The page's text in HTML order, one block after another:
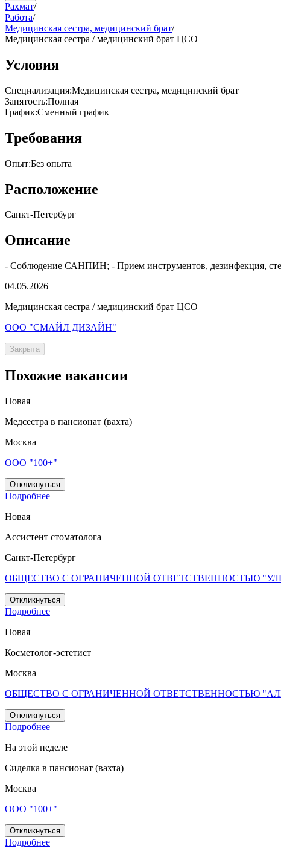
Рахмат/
Работа/
Медицинская сестра, медицинский брат/
Медицинская сестра / медицинский брат ЦСО
Условия
Специализация:Медицинская сестра, медицинский брат
Занятость:Полная
График:Сменный график
Требования
Опыт:Без опыта
Расположение
Санкт-Петербург
Описание
- Соблюдение САНПИН; - Прием инструментов, дезинфекция,
04.05.2026
Медицинская сестра / медицинский брат ЦСО
ООО "СМАЙЛ ДИЗАЙН"
Закрыта
Похожие вакансии
Новая
Медсестра в пансионат (вахта)
Москва
ООО "100+"
Откликнуться
Подробнее
Новая
Ассистент стоматолога
Санкт-Петербург
ОБЩЕСТВО С ОГРАНИЧЕННОЙ ОТВЕТСТВЕННОСТЬЮ
Откликнуться
Подробнее
Новая
Косметолог-эстетист
Москва
ОБЩЕСТВО С ОГРАНИЧЕННОЙ ОТВЕТСТВЕННОСТЬЮ
Откликнуться
Подробнее
На этой неделе
Сиделка в пансионат (вахта)
Москва
ООО "100+"
Откликнуться
Подробнее